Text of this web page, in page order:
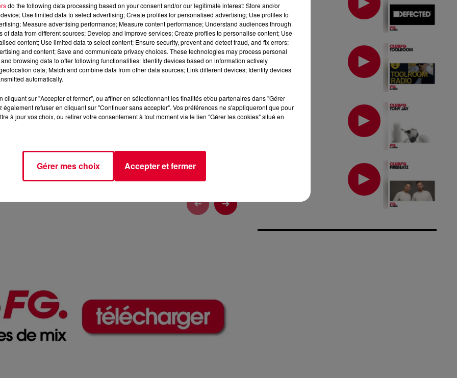
2025
, 📱 et sur l’Application FG (IOShttps://urlz.fr/hhZxGoogle
rave et tech-house
MIX : TOOLROOM
MIX : TONY JAY
do the following data processing based on your consent and/or our legitimate interest: Store and/or
Use limited data to select advertising; Create profiles for personalised advertising; Use profiles to
Measure advertising performance; Measure content performance; Understand audiences through
of data from different sources; Develop and improve services; Create profiles to personalise content; Use
content; Use limited data to select content; Ensure security, prevent and detect fraud, and fix errors;
and content; Save and communicate privacy choices. These technologies may process personal
browsing data to offer following functionalities: Identify devices based on information actively
data; Match and combine data from other data sources; Link different devices; Identify devices
automatically.
cliquant sur "Accepter et fermer", ou affiner en sélectionnant les finalités et/ou partenaires dans "Gérer
également refuser en cliquant sur "Continuer sans accepter". Vos préférences ne s'appliqueront que pour
à jour vos choix, ou retirer votre consentement à tout moment via le lien "Gérer les cookies" situé en
Gérer mes choix Accepter et fermer